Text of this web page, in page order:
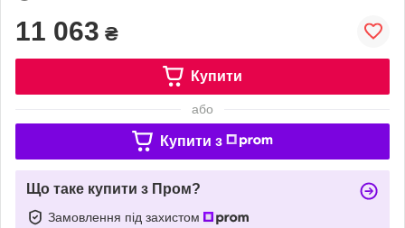
11 063 ₴
Купити
або
Купити з
Що таке купити з Пром?
Замовлення під захистом